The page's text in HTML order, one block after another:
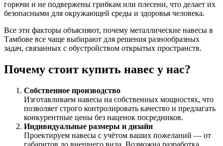
горючи и не подвержены грибкам или плесени, что делает их
безопасными для окружающей среды и здоровья человека.
Все эти факторы объясняют, почему металлические навесы в
Тамбове все чаще выбирают для решения разнообразных
задач, связанных с обустройством открытых пространств.
Почему стоит купить навес у нас?
Собственное производство
Изготавливаем навесы на собственных мощностях, что
позволяет строго контролировать качество и предлагать
конкурентные цены без наценок посредников.
Индивидуальные размеры и дизайн
Проектируем навесы с учётом ваших пожеланий — от
габаритов до внешнего вида. Возможна разработка